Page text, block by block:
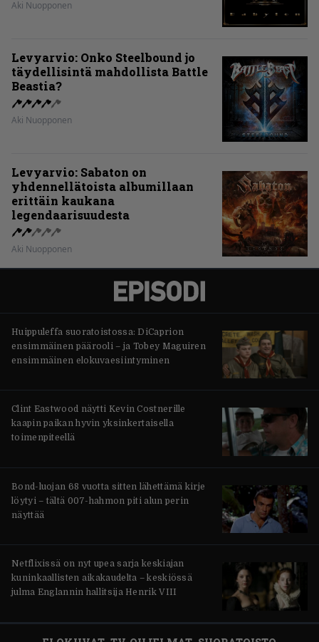
Aki Nuopponen
Levyarvio: Onko Steelbound jo
täydellisintä mahdollista Battle
Beastia?
Aki Nuopponen
Levyarvio: Sabaton on
yhdennellätoista albumillaan
erittäin kaukana
legendaarisuudesta
Aki Nuopponen
Huippuleffa suoratoistossa: DiCaprion
ensimmäinen päärooli – ja Tobey Maguiren
ensimmäinen elokuvaesiintyminen
Clint Eastwood näytti Kevin Costnerille
kaapin paikan hyvin yksinkertaisella
toimenpiteellä
Bond-luojan 68 vuotta sitten lähettämä kirje
löytyi – tältä 007-hahmon piti alun perin
näyttää
Netflixissä on nyt upea sarja keskiajan
kuninkaallisten aikakaudelta – keskiössä
julma Englannin hallitsija Henrik VIII